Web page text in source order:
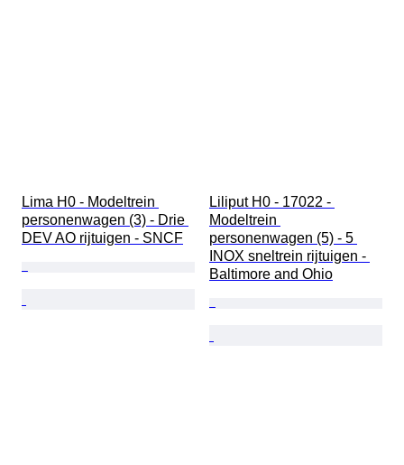
Lima H0 - Modeltrein
personenwagen (3) - Drie
DEV AO rijtuigen - SNCF
Liliput H0 - 17022 -
Modeltrein
personenwagen (5) - 5
INOX sneltrein rijtuigen -
Baltimore and Ohio